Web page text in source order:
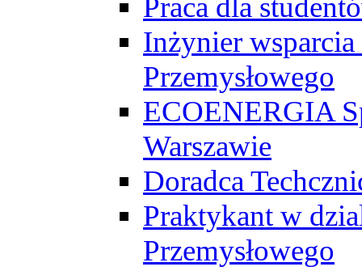
Praca dla
Inżynier wsparcia
Przemysłowego
ECOENERGIA
Warszawie
Doradca
Praktykant w
Przemysłowego